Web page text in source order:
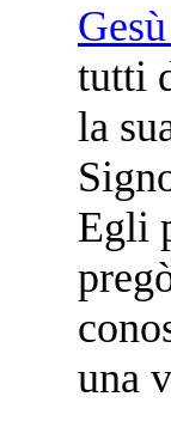
tutti
la
Egli
una